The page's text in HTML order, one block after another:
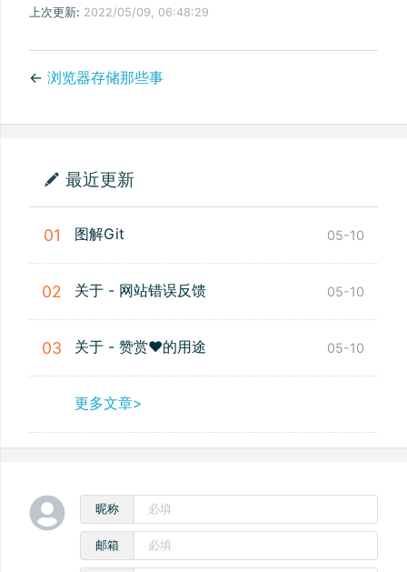
上次更新: 2022/05/09, 06:48:29
← 浏览器存储那些事
最近更新
01 图解Git 05-10
02 关于 - 网站错误反馈 05-10
03 关于 - 赞赏❤️的用途 05-10
更多文章>
昵称
邮箱